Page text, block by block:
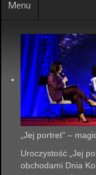
Menu
„Jej portret” –
Uroczystość „Jej
obchodami Dnia